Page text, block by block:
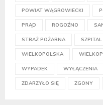
POWIAT WĄGROWIECKI
PRĄD ROGOŹNO
STRAŻ POŻARNA SZPITAL
WIELKOPOLSKA
WYPADEK WYŁĄCZENIA
ZDARZYŁO SIĘ ZGONY